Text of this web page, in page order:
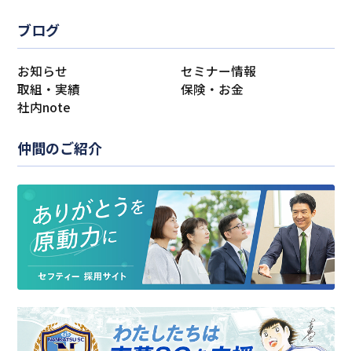
ブログ
お知らせ
セミナー情報
取組・実績
保険・お金
社内note
仲間のご紹介